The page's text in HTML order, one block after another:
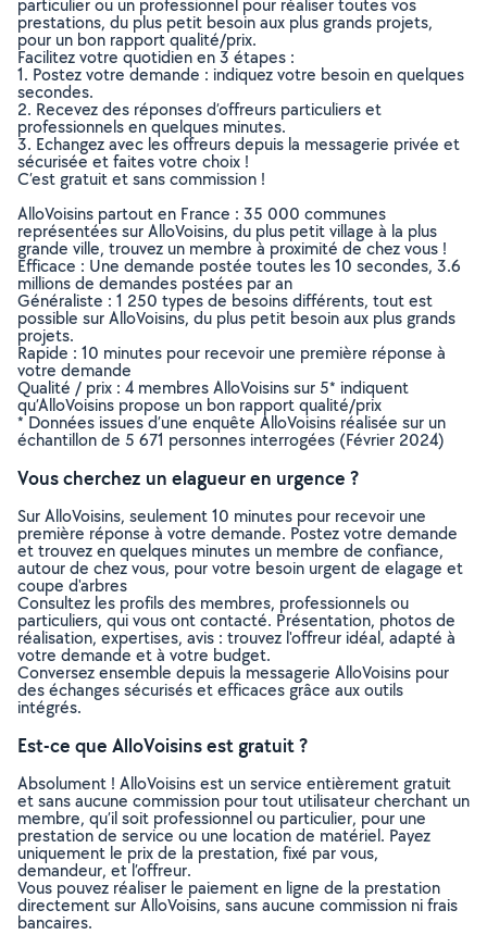
particulier ou un professionnel pour réaliser toutes vos
prestations, du plus petit besoin aux plus grands projets,
pour un bon rapport qualité/prix.
Facilitez votre quotidien en 3 étapes :
1. Postez votre demande : indiquez votre besoin en quelques
secondes.
2. Recevez des réponses d’offreurs particuliers et
professionnels en quelques minutes.
3. Echangez avec les offreurs depuis la messagerie privée et
sécurisée et faites votre choix !
C’est gratuit et sans commission !
AlloVoisins partout en France : 35 000 communes
représentées sur AlloVoisins, du plus petit village à la plus
grande ville, trouvez un membre à proximité de chez vous !
Efficace : Une demande postée toutes les 10 secondes, 3.6
millions de demandes postées par an
Généraliste : 1 250 types de besoins différents, tout est
possible sur AlloVoisins, du plus petit besoin aux plus grands
projets.
Rapide : 10 minutes pour recevoir une première réponse à
votre demande
Qualité / prix : 4 membres AlloVoisins sur 5* indiquent
qu’AlloVoisins propose un bon rapport qualité/prix
* Données issues d’une enquête AlloVoisins réalisée sur un
échantillon de 5 671 personnes interrogées (Février 2024)
Vous cherchez un elagueur en urgence ?
Sur AlloVoisins, seulement 10 minutes pour recevoir une
première réponse à votre demande. Postez votre demande
et trouvez en quelques minutes un membre de confiance,
autour de chez vous, pour votre besoin urgent de elagage et
coupe d'arbres
Consultez les profils des membres, professionnels ou
particuliers, qui vous ont contacté. Présentation, photos de
réalisation, expertises, avis : trouvez l'offreur idéal, adapté à
votre demande et à votre budget.
Conversez ensemble depuis la messagerie AlloVoisins pour
des échanges sécurisés et efficaces grâce aux outils
intégrés.
Est-ce que AlloVoisins est gratuit ?
Absolument ! AlloVoisins est un service entièrement gratuit
et sans aucune commission pour tout utilisateur cherchant un
membre, qu’il soit professionnel ou particulier, pour une
prestation de service ou une location de matériel. Payez
uniquement le prix de la prestation, fixé par vous,
demandeur, et l’offreur.
Vous pouvez réaliser le paiement en ligne de la prestation
directement sur AlloVoisins, sans aucune commission ni frais
bancaires.